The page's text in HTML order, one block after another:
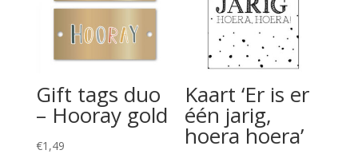
Gift tags duo
– Hooray gold
€1,49
Kaart ‘Er is er
één jarig,
hoera hoera’